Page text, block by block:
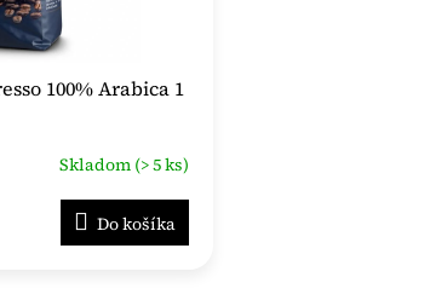
100% Arabica 1
Skladom (> 5 ks)
Do košíka